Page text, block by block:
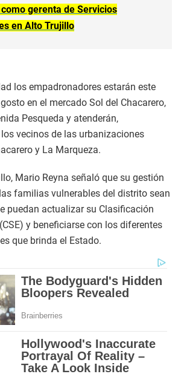
gerenta de Servicios
en Alto Trujillo
los empadronadores estarán este
en el mercado Sol del Chacarero,
Pesqueda y atenderán,
vecinos de las urbanizaciones
y La Marqueza.
Mario Reyna señaló que su gestión
familias vulnerables del distrito sean
puedan actualizar su Clasificación
y beneficiarse con los diferentes
que brinda el Estado.